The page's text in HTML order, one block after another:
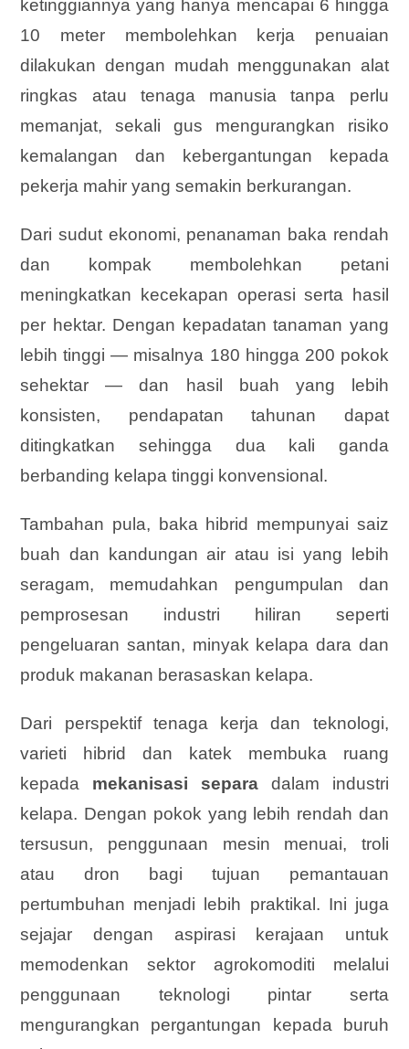
ketinggiannya yang hanya mencapai 6 hingga
10 meter membolehkan kerja penuaian
dilakukan dengan mudah menggunakan alat
ringkas atau tenaga manusia tanpa perlu
memanjat, sekali gus mengurangkan risiko
kemalangan dan kebergantungan kepada
pekerja mahir yang semakin berkurangan.
Dari sudut ekonomi, penanaman baka rendah
dan kompak membolehkan petani
meningkatkan kecekapan operasi serta hasil
per hektar. Dengan kepadatan tanaman yang
lebih tinggi — misalnya 180 hingga 200 pokok
sehektar — dan hasil buah yang lebih
konsisten, pendapatan tahunan dapat
ditingkatkan sehingga dua kali ganda
berbanding kelapa tinggi konvensional.
Tambahan pula, baka hibrid mempunyai saiz
buah dan kandungan air atau isi yang lebih
seragam, memudahkan pengumpulan dan
pemprosesan industri hiliran seperti
pengeluaran santan, minyak kelapa dara dan
produk makanan berasaskan kelapa.
Dari perspektif tenaga kerja dan teknologi,
varieti hibrid dan katek membuka ruang
kepada mekanisasi separa dalam industri
kelapa. Dengan pokok yang lebih rendah dan
tersusun, penggunaan mesin menuai, troli
atau dron bagi tujuan pemantauan
pertumbuhan menjadi lebih praktikal. Ini juga
sejajar dengan aspirasi kerajaan untuk
memodenkan sektor agrokomoditi melalui
penggunaan teknologi pintar serta
mengurangkan pergantungan kepada buruh